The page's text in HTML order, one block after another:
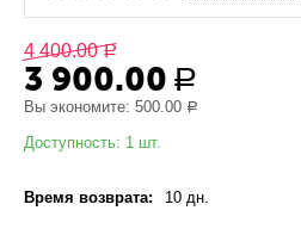
4 400.00 Р
3 900.00 Р
Вы экономите:500.00 Р
Доступность: 1 шт.
Время возврата: 10 дн.